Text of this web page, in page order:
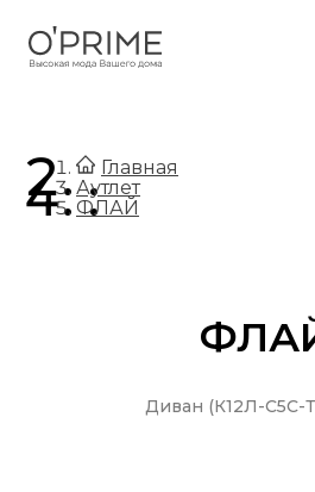
Главная
.
Аутлет
.
ФЛАЙ
Диван (К12Л-С5С-